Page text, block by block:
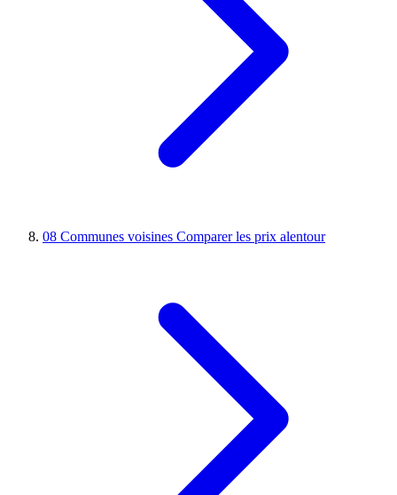
08 Communes voisines Comparer les prix alentour